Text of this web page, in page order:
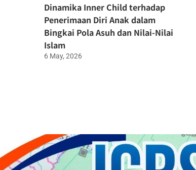
Dinamika Inner Child terhadap
Penerimaan Diri Anak dalam
Bingkai Pola Asuh dan Nilai-Nilai
Islam
6 May, 2026